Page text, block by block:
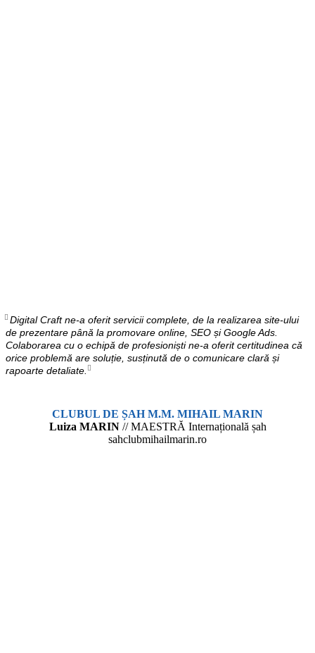
Digital Craft ne-a oferit servicii complete, de la realizarea site-ului
de prezentare până la promovare online, SEO și Google Ads.
Colaborarea cu o echipă de profesioniști ne-a oferit certitudinea că
orice problemă are soluție, susținută de o comunicare clară și
rapoarte detaliate.
CLUBUL DE ȘAH M.M. MIHAIL MARIN
Luiza MARIN// MAESTRĂ Internațională șah
sahclubmihailmarin.ro